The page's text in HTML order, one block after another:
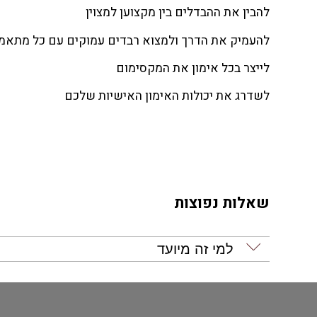
להבין את ההבדלים בין מקצוען למצוין
להעמיק את הדרך ולמצוא רבדים עמוקים עם כל
לייצר בכל אימון את המקסימום
לשדרג את יכולות האימון האישיות שלכם
שאלות נפוצות
למי זה מיועד